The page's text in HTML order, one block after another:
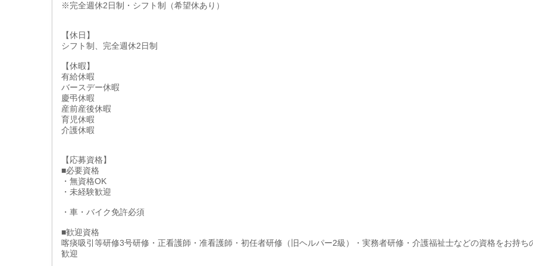
※完全週休2日制・シフト制（希望休あり）
【休日】
シフト制、完全週休2日制
【休暇】
有給休暇
バースデー休暇
慶弔休暇
産前産後休暇
育児休暇
介護休暇
【応募資格】
■必要資格
・無資格OK
・未経験歓迎
・車・バイク免許必須
■歓迎資格
喀痰吸引等研修3号研修・正看護師・准看護師・初任者研修（旧ヘルパー2級）・実務者研修・介護福祉士などの資格をお持ち
歓迎